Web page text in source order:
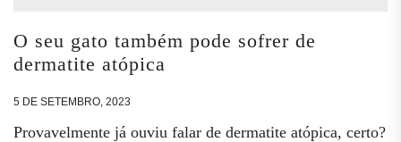
O seu gato também pode sofrer de
dermatite atópica
5 DE SETEMBRO, 2023
Provavelmente já ouviu falar de dermatite atópica, certo?